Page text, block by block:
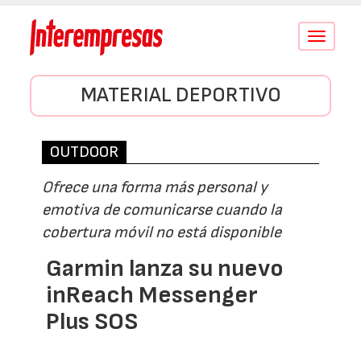
Conmutar
MATERIAL DEPORTIVO
OUTDOOR
Ofrece una forma más personal y
emotiva de comunicarse cuando la
cobertura móvil no está disponible
Garmin lanza su nuevo
inReach Messenger
Plus SOS